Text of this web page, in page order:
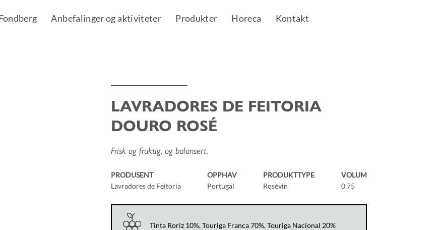
Anbefalinger og aktiviteter Produkter Horeca Kontakt
LAVRADORES DE FEITORIA
DOURO ROSÉ
Frisk og fruktig, og balansert.
PRODUSENT
Lavradores de Feitoria
OPPHAV
Portugal
PRODUKTTYPE
Rosévin
VOLUM
0.75
Tinta Roriz 10%, Touriga Franca 70%, Touriga Nacional 20%